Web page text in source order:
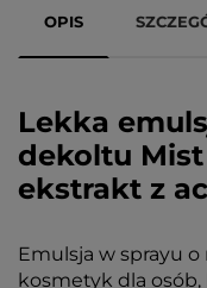
OPIS
Lekka
dekoltu Mist
ekstrakt z
Emulsja w sprayu
kosmetyk dla